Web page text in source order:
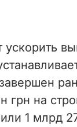
ускорить
на
1 млрд